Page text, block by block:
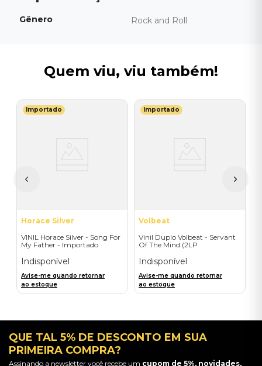
Gênero Rock and Roll
Quem viu, viu também!
Importado
Horace Silver
VINIL Horace Silver - Song For
My Father - Importado
Indisponível
Avise-me quando retornar
ao estoque
Importado
Volbeat
Vinil Duplo Volbeat - Servant
Of The Mind (2LP
Importado
Indisponível
Avise-me quando retornar
ao estoque
QUE TAL 5% DE DESCONTO EM SUA
PRIMEIRA COMPRA?
Assinando a newsletter você recebe um cupom de 5%, novidades,